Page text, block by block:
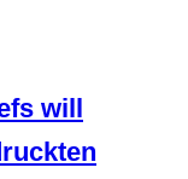
will